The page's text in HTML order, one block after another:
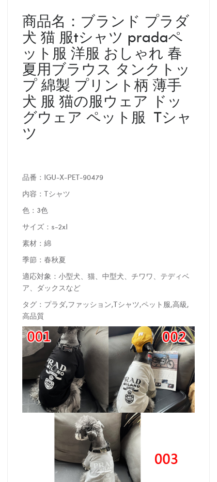
商品名：ブランド プラダ
犬 猫 服tシャツ pradaペ
ット服 洋服 おしゃれ 春
夏用ブラウス タンクトッ
プ 綿製 プリント柄 薄手
犬 服 猫の服ウェア ドッ
グウェア ペット服 Tシャ
ツ
品番：IGU-X-PET-90479
内容：Tシャツ
色：3色
サイズ：s-2xl
素材：綿
季節：春秋夏
適応対象：小型犬、猫、中型犬、チワワ、テディベ
ア、ダックスなど
タグ：プラダ,ファッション,Tシャツ,ペット服,高級,
高品質